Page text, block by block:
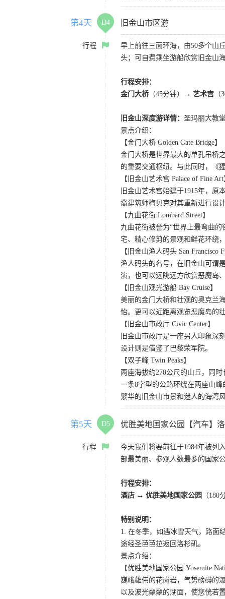
第4天 D4 旧金山市区游
行程
早上前往三面环海，由50多个山
头；可自费乘坐游船欣赏旧金山
行程安排：
金门大桥 （45分钟）→ 艺术宫
旧金山深度游详情： 圣玛丽大教
景点介绍：
【金门大桥 Golden Gate Bridge】
金门大桥是世界最大的单孔吊桥
的重要交通枢纽。与此同时，《
【旧金山艺术宫 Palace of Fine
旧金山艺术宫始建于1915年，
裔建筑师梅贝克对其重新进行设
【九曲花街 Lombard Street】
九曲花街被誉为“世界上最弯曲
宅、精心修剪的景观和鲜花环绕
【旧金山渔人码头 San Francisco
渔人码头的名号，在旧金山可谓
演，也可以远眺远方欣赏恶魔岛
【旧金山观光游船 Bay Cruise】
美丽的金门大桥和壮观的奥克兰
怡。更可以近距离观览恶魔岛的
【旧金山市政厅 Civic Center】
旧金山市政厅是一座另人印象深
设计则是借鉴了巴黎荣军院。
【双子峰 Twin Peaks】
两座海拔约270公尺的山丘，同
一条8字型的公路环绕在两座山
繁华的旧金山市景和迷人的海湾
第5天 D5 优胜美地国家公园【汽车】
行程
今天我们将要前往于1984年被列
部最美丽、参观人数最多的国家
行程安排：
酒店 → 优胜美地国家公园 （
特别说明：
1. 在冬季，如遇冰雪天气，路面
途经圣芭芭拉返回洛杉矶。
景点介绍：
【优胜美地国家公园 Yosemite
巍峨雄伟的花岗岩，气势磅礴的
以及波光粼粼的湖面，使您恍若